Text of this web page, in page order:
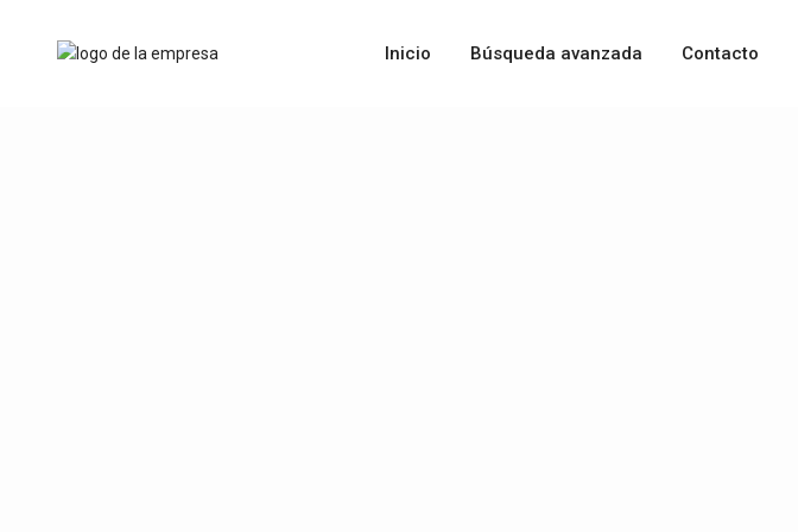
Inicio Búsqueda avanzada Contacto